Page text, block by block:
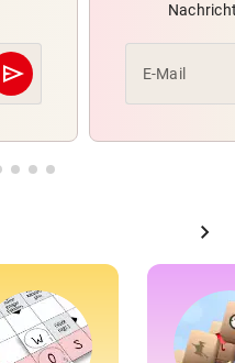
send
Abschicken E-Mail
chevron_right